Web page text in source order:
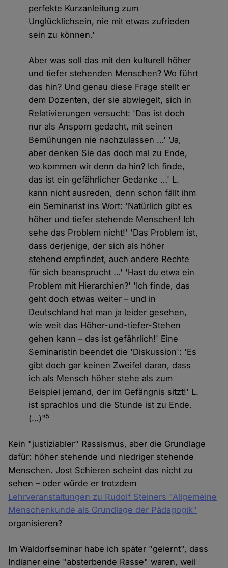
perfekte Kurzanleitung zum
Unglücklichsein, nie mit etwas zufrieden
sein zu können.'
Aber was soll das mit den kulturell höher
und tiefer stehenden Menschen? Wo führt
das hin? Und genau diese Frage stellt er
dem Dozenten, der sie abwiegelt, sich in
Relativierungen versucht: 'Das ist doch
nur als Ansporn gedacht, mit seinen
Bemühungen nie nachzulassen …' 'Ja,
aber denken Sie das doch mal zu Ende,
wo kommen wir denn da hin? Ich finde,
das ist ein gefährlicher Gedanke …' L.
kann nicht ausreden, denn schon fällt ihm
ein Seminarist ins Wort: 'Natürlich gibt es
höher und tiefer stehende Menschen! Ich
sehe das Problem nicht!' 'Das Problem ist,
dass derjenige, der sich als höher
stehend empfindet, auch andere Rechte
für sich beansprucht …' 'Hast du etwa ein
Problem mit Hierarchien?' 'Ich finde, das
geht doch etwas weiter – und in
Deutschland hat man ja leider gesehen,
wie weit das Höher-und-tiefer-Stehen
gehen kann – das ist gefährlich!' Eine
Seminaristin beendet die 'Diskussion': 'Es
gibt doch gar keinen Zweifel daran, dass
ich als Mensch höher stehe als zum
Beispiel jemand, der im Gefängnis sitzt!' L.
ist sprachlos und die Stunde ist zu Ende.
(…)" 5
Kein "justiziabler" Rassismus, aber die Grundlage
dafür: höher stehende und niedriger stehende
Menschen. Jost Schieren scheint das nicht zu
sehen – oder würde er trotzdem
Lehrveranstaltungen zu Rudolf Steiners "Allgemeine
Menschenkunde als Grundlage der Pädagogik"
organisieren?
Im Waldorfseminar habe ich später "gelernt", dass
Indianer eine "absterbende Rasse" waren, weil